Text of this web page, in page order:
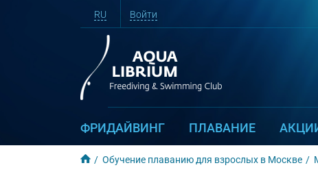
RU Войти
ФРИДАЙВИНГ ПЛАВАНИЕ
Обучение плаванию для взрослых в Москве